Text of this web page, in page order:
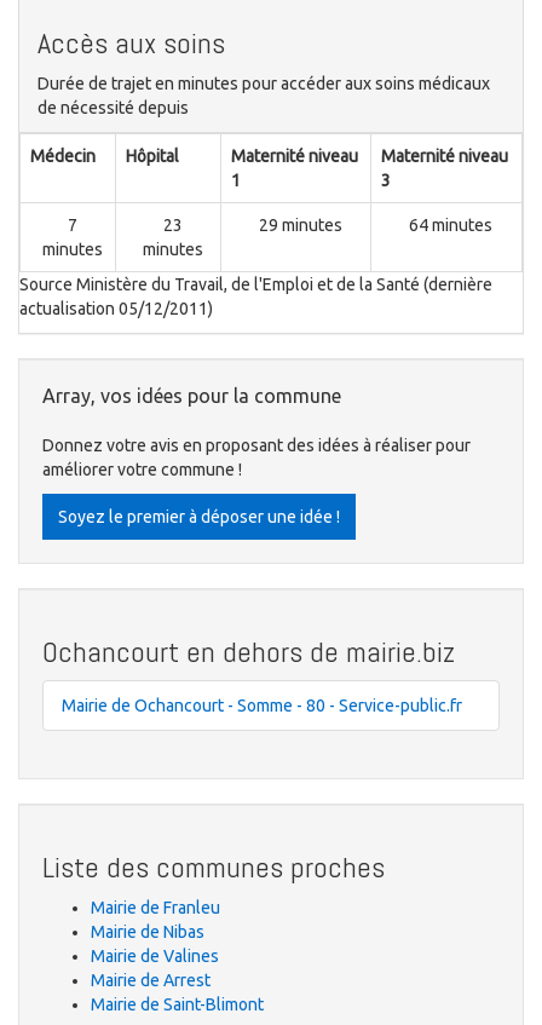
Accès aux soins
Durée de trajet en minutes pour accéder aux soins médicaux
de nécessité depuis
Médecin Hôpital
Maternité niveau
1
Maternité niveau
3
7
minutes
23
minutes
29 minutes 64 minutes
Source Ministère du Travail, de l'Emploi et de la Santé (dernière
actualisation 05/12/2011)
Array, vos idées pour la commune
Donnez votre avis en proposant des idées à réaliser pour
améliorer votre commune !
Soyez le premier à déposer une idée !
Ochancourt en dehors de mairie.biz
Mairie de Ochancourt - Somme - 80 - Service-public.fr
Liste des communes proches
Mairie de Franleu
Mairie de Nibas
Mairie de Valines
Mairie de Arrest
Mairie de Saint-Blimont